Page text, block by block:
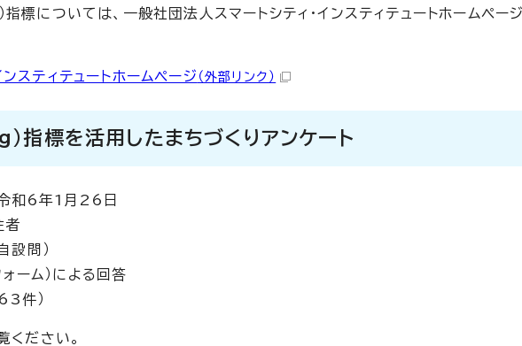
については、一般社団法人スマートシティ・インスティテュートホームペー
スティテュートホームページ （外部リンク）
指標を活用したまちづくりアンケート
和6年1月26日
者
問）
ーム）による回答
件）
ださい。